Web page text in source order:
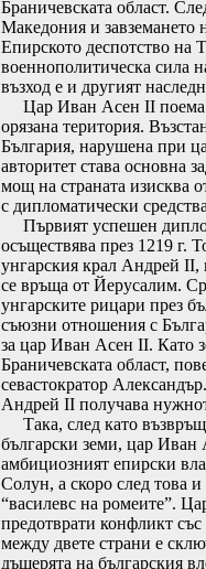
Браничевската област.
Македония и завземането
Епирското деспотство на
военнополитическа сила
възход е и другият
Цар Иван Асен II поема
орязана територия.
България, нарушена при
авторитет става основна
мощ на страната изисква
с дипломатически
Първият успешен
осъществява през 1219 г.
унгарския крал Андрей II,
се връща от Йерусалим.
унгарските рицари през
съюзни отношения с
за цар Иван Асен II. Като
Браничевската област,
севастократор
Андрей II получава
Така, след като
български земи, цар Иван
амбициозният епирски
Солун, а скоро след това
“василевс на ромеите”.
предотврати конфликт
между двете страни е
дъщерята на българския